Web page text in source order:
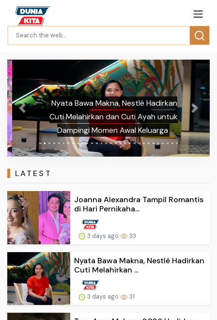
Nyata Bawa Makna, Nestlé Hadirkan
Cuti Melahirkan dan Cuti Ayah untuk
Dampingi Momen Awal Keluarga
Previous Next
LATEST
Joanna Alexandra Tampil Romantis
di Hari Pernikaha...
3 days ago 33
Nyata Bawa Makna, Nestlé Hadirkan
Cuti Melahirkan ...
3 days ago 31